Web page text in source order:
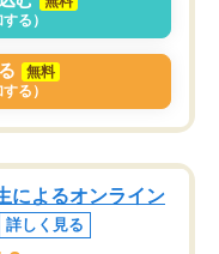
る）
無料
る）
によるオンライン
詳しく見る